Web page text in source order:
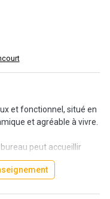
et fonctionnel, situé en
et agréable à vivre.
peut accueillir
calme et